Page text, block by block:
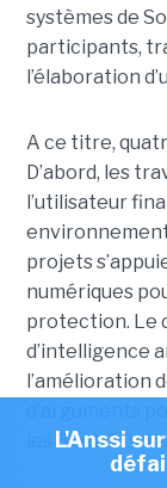
systèmes de
participants,
l’élaboration
A ce titre,
D’abord, les
l’utilisateur
projets
numériques
protection. Le
d’intelligence
l’amélioration
d’arguments
les 3eet 4e
L'Anssi